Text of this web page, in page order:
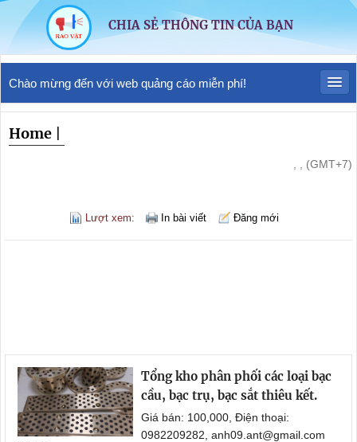
CHIA SẺ THÔNG TIN CỦA BẠN
Chào mừng đến với web quảng cáo miễn phí!
Home
, , (GMT+7)
Lượt xem: In bài viết Đăng mới
Tổng kho phân phối các loại bạc
cầu, bạc trụ, bạc sắt thiêu kết.
Giá bán: 100,000, Điện thoại:
0982209282, anh09.ant@gmail.com